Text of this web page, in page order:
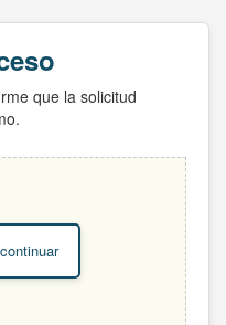
que la solicitud